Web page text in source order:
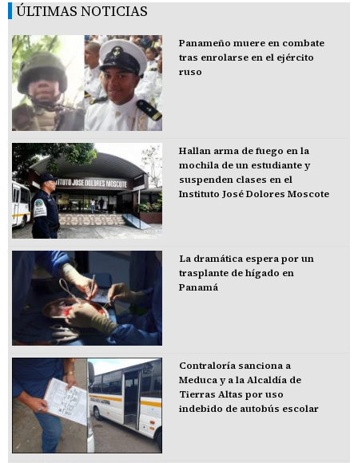
ÚLTIMAS NOTICIAS
Panameño muere en combate
tras enrolarse en el ejército
ruso
Hallan arma de fuego en la
mochila de un estudiante y
suspenden clases en el
Instituto José Dolores Moscote
La dramática espera por un
trasplante de hígado en
Panamá
Contraloría sanciona a
Meduca y a la Alcaldía de
Tierras Altas por uso
indebido de autobús escolar